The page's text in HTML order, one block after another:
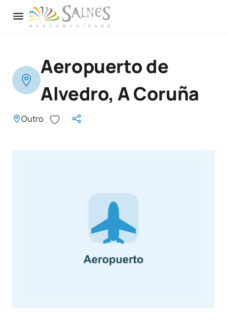
Aeropuerto de
Alvedro, A Coruña
Outro